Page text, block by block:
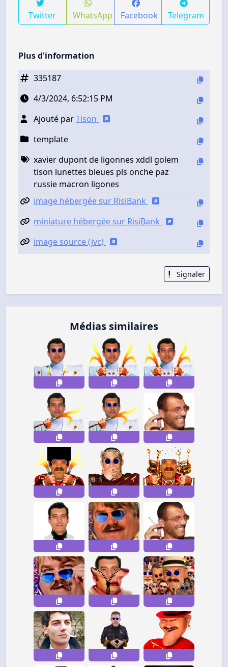
Twitter WhatsApp Facebook Telegram
Plus d'information
335187
4/3/2024, 6:52:15 PM
Ajouté parTison
template
xavier dupont de ligonnes xddl golem
tison lunettes bleues pls onche paz
russie macron ligones
image hébergée sur RisiBank
miniature hébergée sur RisiBank
image source (jvc)
Signaler
Médias similaires